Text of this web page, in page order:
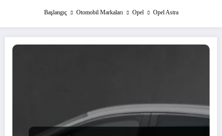
Başlangıç Otomobil Markaları Opel Opel Astra